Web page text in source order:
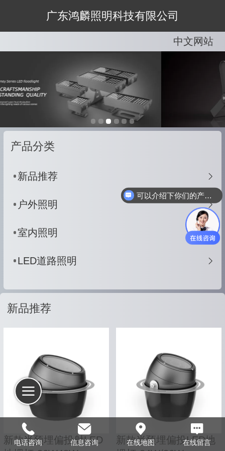
广东鸿麟照明科技有限公司
中文网站
中文网站
产品分类
新品推荐
户外照明
室内照明
LED道路照明
新品推荐
新款半预埋偏投射LED
新款半预埋偏投LED地
电话咨询 信息咨询 在线地图 在线留言
可以介绍下你们的产品么